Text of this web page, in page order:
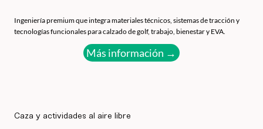
Ingeniería premium que integra materiales técnicos, sistemas de tracción y
tecnologías funcionales para calzado de golf, trabajo, bienestar y EVA.
Más información →
Caza y actividades al aire libre